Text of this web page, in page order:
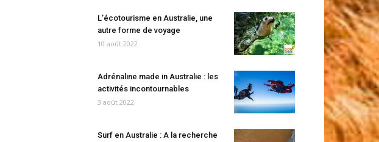
L’écotourisme en Australie, une
autre forme de voyage
10 août 2022
Adrénaline made in Australie : les
activités incontournables
3 août 2022
Surf en Australie : A la recherche